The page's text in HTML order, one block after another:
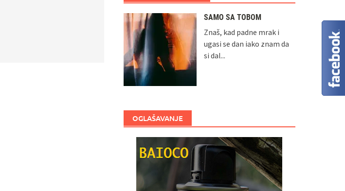
SAMO SA TOBOM
Znaš, kad padne mrak i
ugasi se dan iako znam da
si dal...
OGLAŠAVANJE